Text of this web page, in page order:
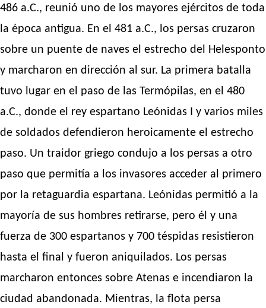
486 a.C., reunió uno de los mayores ejércitos de toda
la época antigua. En el 481 a.C., los persas cruzaron
sobre un puente de naves el estrecho del Helesponto
y marcharon en dirección al sur. La primera batalla
tuvo lugar en el paso de las Termópilas, en el 480
a.C., donde el rey espartano Leónidas I y varios miles
de soldados defendieron heroicamente el estrecho
paso. Un traidor griego condujo a los persas a otro
paso que permitía a los invasores acceder al primero
por la retaguardia espartana. Leónidas permitió a la
mayoría de sus hombres retirarse, pero él y una
fuerza de 300 espartanos y 700 téspidas resistieron
hasta el final y fueron aniquilados. Los persas
marcharon entonces sobre Atenas e incendiaron la
ciudad abandonada. Mientras, la flota persa